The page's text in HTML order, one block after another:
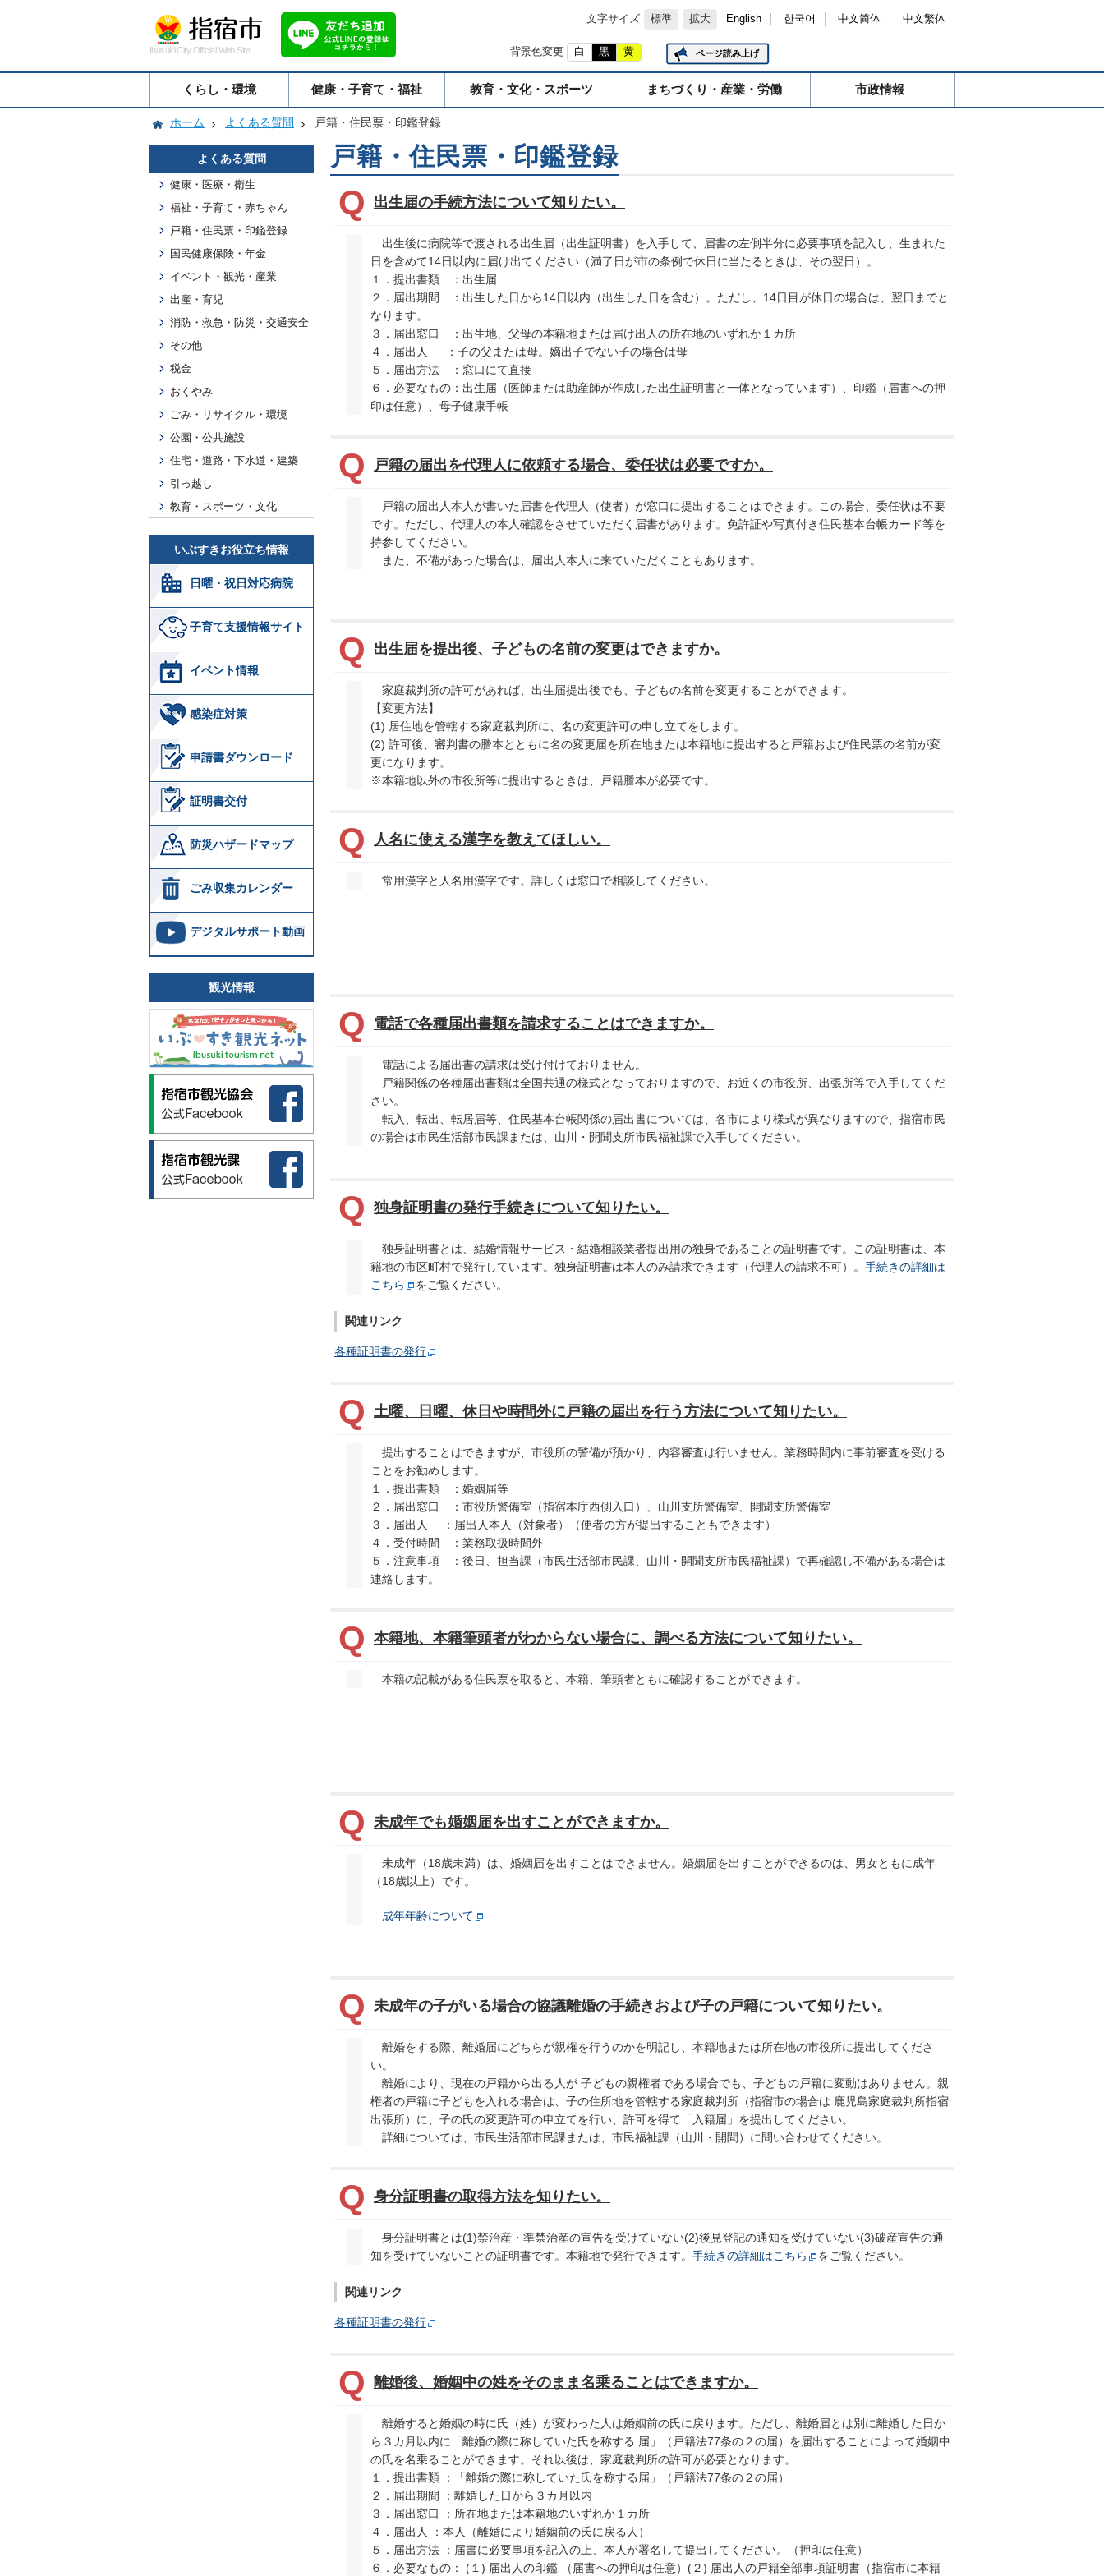
文字サイズ 標準 拡大 English 한국어 中文简体 中文繁体
Ibusuki City Official Web Site 背景色変更 白 黒 黄 ページ読み上げ
くらし・環境 健康・子育て・福祉 教育・文化・スポーツ まちづくり・産業・労働 市政情報
ホーム よくある質問 戸籍・住民票・印鑑登録
よくある質問
健康・医療・衛生
福祉・子育て・赤ちゃん
戸籍・住民票・印鑑登録
国民健康保険・年金
イベント・観光・産業
出産・育児
消防・救急・防災・交通安全
その他
税金
おくやみ
ごみ・リサイクル・環境
公園・公共施設
住宅・道路・下水道・建築
引っ越し
教育・スポーツ・文化
いぶすきお役立ち情報
日曜・祝日対応病院
子育て支援情報サイト
イベント情報
感染症対策
申請書ダウンロード
証明書交付
防災ハザードマップ
ごみ収集カレンダー
デジタルサポート動画
観光情報
戸籍・住民票・印鑑登録
出生届の手続方法について知りたい。
出生後に病院等で渡される出生届（出生証明書）を入手して、届書の左側半分に必要事項を記入し、生まれた
日を含めて14日以内に届け出てください（満了日が市の条例で休日に当たるときは、その翌日）。
１．提出書類 ：出生届
２．届出期間 ：出生した日から14日以内（出生した日を含む）。ただし、14日目が休日の場合は、翌日までと
なります。
３．届出窓口 ：出生地、父母の本籍地または届け出人の所在地のいずれか１カ所
４．届出人 ：子の父または母。嫡出子でない子の場合は母
５．届出方法 ：窓口にて直接
６．必要なもの：出生届（医師または助産師が作成した出生証明書と一体となっています）、印鑑（届書への押
印は任意）、母子健康手帳
戸籍の届出を代理人に依頼する場合、委任状は必要ですか。
戸籍の届出人本人が書いた届書を代理人（使者）が窓口に提出することはできます。この場合、委任状は不要
です。ただし、代理人の本人確認をさせていただく届書があります。免許証や写真付き住民基本台帳カード等を
持参してください。
また、不備があった場合は、届出人本人に来ていただくこともあります。
出生届を提出後、子どもの名前の変更はできますか。
家庭裁判所の許可があれば、出生届提出後でも、子どもの名前を変更することができます。
【変更方法】
(1) 居住地を管轄する家庭裁判所に、名の変更許可の申し立てをします。
(2) 許可後、審判書の謄本とともに名の変更届を所在地または本籍地に提出すると戸籍および住民票の名前が変
更になります。
※本籍地以外の市役所等に提出するときは、戸籍謄本が必要です。
人名に使える漢字を教えてほしい。
常用漢字と人名用漢字です。詳しくは窓口で相談してください。
電話で各種届出書類を請求することはできますか。
電話による届出書の請求は受け付けておりません。
戸籍関係の各種届出書類は全国共通の様式となっておりますので、お近くの市役所、出張所等で入手してくだ
さい。
転入、転出、転居届等、住民基本台帳関係の届出書については、各市により様式が異なりますので、指宿市民
の場合は市民生活部市民課または、山川・開聞支所市民福祉課で入手してください。
独身証明書の発行手続きについて知りたい。
独身証明書とは、結婚情報サービス・結婚相談業者提出用の独身であることの証明書です。この証明書は、本
籍地の市区町村で発行しています。独身証明書は本人のみ請求できます（代理人の請求不可）。 手続きの詳細は
こちら
をご覧ください。
関連リンク
各種証明書の発行
土曜、日曜、休日や時間外に戸籍の届出を行う方法について知りたい。
提出することはできますが、市役所の警備が預かり、内容審査は行いません。業務時間内に事前審査を受ける
ことをお勧めします。
１．提出書類 ：婚姻届等
２．届出窓口 ：市役所警備室（指宿本庁西側入口）、山川支所警備室、開聞支所警備室
３．届出人 ：届出人本人（対象者）（使者の方が提出することもできます）
４．受付時間 ：業務取扱時間外
５．注意事項 ：後日、担当課（市民生活部市民課、山川・開聞支所市民福祉課）で再確認し不備がある場合は
連絡します。
本籍地、本籍筆頭者がわからない場合に、調べる方法について知りたい。
本籍の記載がある住民票を取ると、本籍、筆頭者ともに確認することができます。
未成年でも婚姻届を出すことができますか。
未成年（18歳未満）は、婚姻届を出すことはできません。婚姻届を出すことができるのは、男女ともに成年
（18歳以上）です。
成年年齢について
未成年の子がいる場合の協議離婚の手続きおよび子の戸籍について知りたい。
離婚をする際、離婚届にどちらが親権を行うのかを明記し、本籍地または所在地の市役所に提出してくださ
い。
離婚により、現在の戸籍から出る人が 子どもの親権者である場合でも、子どもの戸籍に変動はありません。親
権者の戸籍に子どもを入れる場合は、子の住所地を管轄する家庭裁判所（指宿市の場合は 鹿児島家庭裁判所指宿
出張所）に、子の氏の変更許可の申立てを行い、許可を得て「入籍届」を提出してください。
詳細については、市民生活部市民課または、市民福祉課（山川・開聞）に問い合わせてください。
身分証明書の取得方法を知りたい。
身分証明書とは(1)禁治産・準禁治産の宣告を受けていない(2)後見登記の通知を受けていない(3)破産宣告の通
知を受けていないことの証明書です。本籍地で発行できます。 手続きの詳細はこちら をご覧ください。
関連リンク
各種証明書の発行
離婚後、婚姻中の姓をそのまま名乗ることはできますか。
離婚すると婚姻の時に氏（姓）が変わった人は婚姻前の氏に戻ります。ただし、離婚届とは別に離婚した日か
ら３カ月以内に「離婚の際に称していた氏を称する 届」（戸籍法77条の２の届）を届出することによって婚姻中
の氏を名乗ることができます。それ以後は、家庭裁判所の許可が必要となります。
１．提出書類 ：「離婚の際に称していた氏を称する届」（戸籍法77条の２の届）
２．届出期間 ：離婚した日から３カ月以内
３．届出窓口 ：所在地または本籍地のいずれか１カ所
４．届出人 ：本人（離婚により婚姻前の氏に戻る人）
５．届出方法 ：届書に必要事項を記入の上、本人が署名して提出してください。（押印は任意）
６．必要なもの： (１) 届出人の印鑑 （届書への押印は任意）(２) 届出人の戸籍全部事項証明書（指宿市に本籍